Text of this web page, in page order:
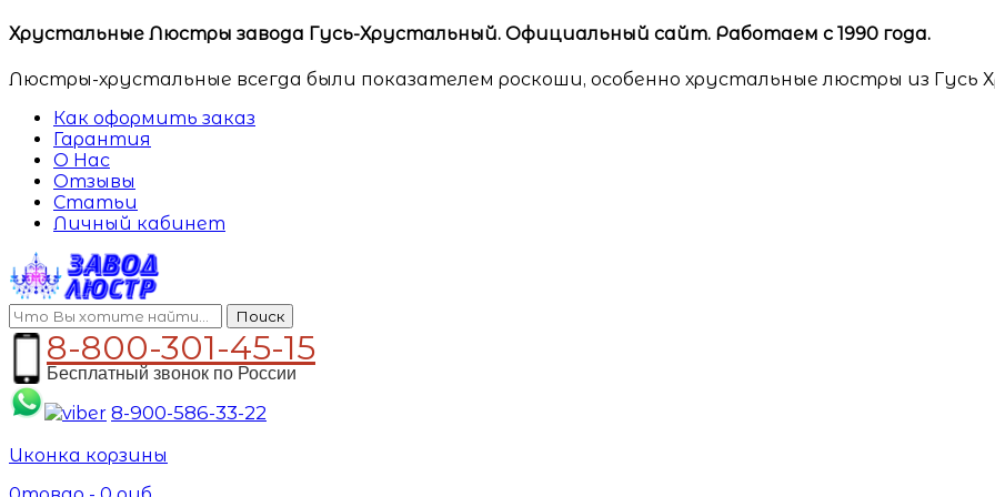
Хрустальные Люстры завода Гусь-Хрустальный. Официальный сайт. Работаем с 1990 года.
Люстры-хрустальные всегда были показателем роскоши, особенно хрустальные люстры из Гусь
Как оформить заказ
Гарантия
О Нас
Отзывы
Статьи
Личный кабинет
Поиск
8-800-301-45-15
Бесплатный звонок по России
8-900-586-33-22
Иконка корзины